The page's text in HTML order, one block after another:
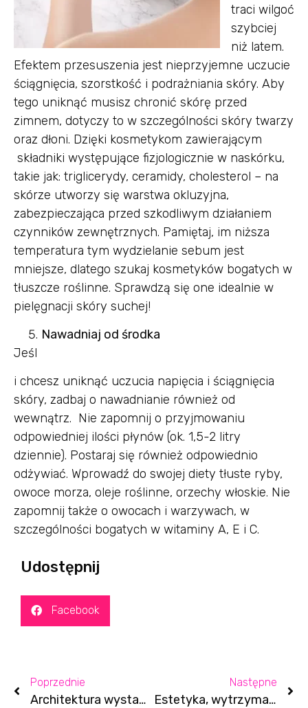
traci wilgoć
szybciej
niż latem.
Efektem przesuszenia jest nieprzyjemne uczucie
ściągnięcia, szorstkość i podrażniania skóry. Aby
tego uniknąć musisz chronić skórę przed
zimnem, dotyczy to w szczególności skóry twarzy
oraz dłoni. Dzięki kosmetykom zawierającym
składniki występujące fizjologicznie w naskórku,
takie jak: triglicerydy, ceramidy, cholesterol – na
skórze utworzy się warstwa okluzyjna,
zabezpieczająca przed szkodliwym działaniem
czynników zewnętrznych. Pamiętaj, im niższa
temperatura tym wydzielanie sebum jest
mniejsze, dlatego szukaj kosmetyków bogatych w
tłuszcze roślinne. Sprawdzą się one idealnie w
pielęgnacji skóry suchej!
Nawadniaj od środka
Jeśl
i chcesz uniknąć uczucia napięcia i ściągnięcia
skóry, zadbaj o nawadnianie również od
wewnątrz. Nie zapomnij o przyjmowaniu
odpowiedniej ilości płynów (ok. 1,5-2 litry
dziennie). Postaraj się również odpowiednio
odżywiać. Wprowadź do swojej diety tłuste ryby,
owoce morza, oleje roślinne, orzechy włoskie. Nie
zapomnij także o owocach i warzywach, w
szczególności bogatych w witaminy A, E i C.
Udostępnij
Facebook
Poprzednie
Architektura wystawy: Aneta Faner
Następne
Estetyka, wytrzymałość i komfort. Co jeszcze charakteryzuje najlepszy medyczny uniform?